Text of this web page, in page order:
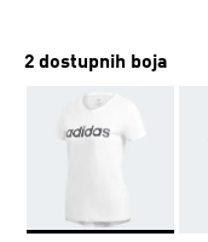
2 dostupnih boja